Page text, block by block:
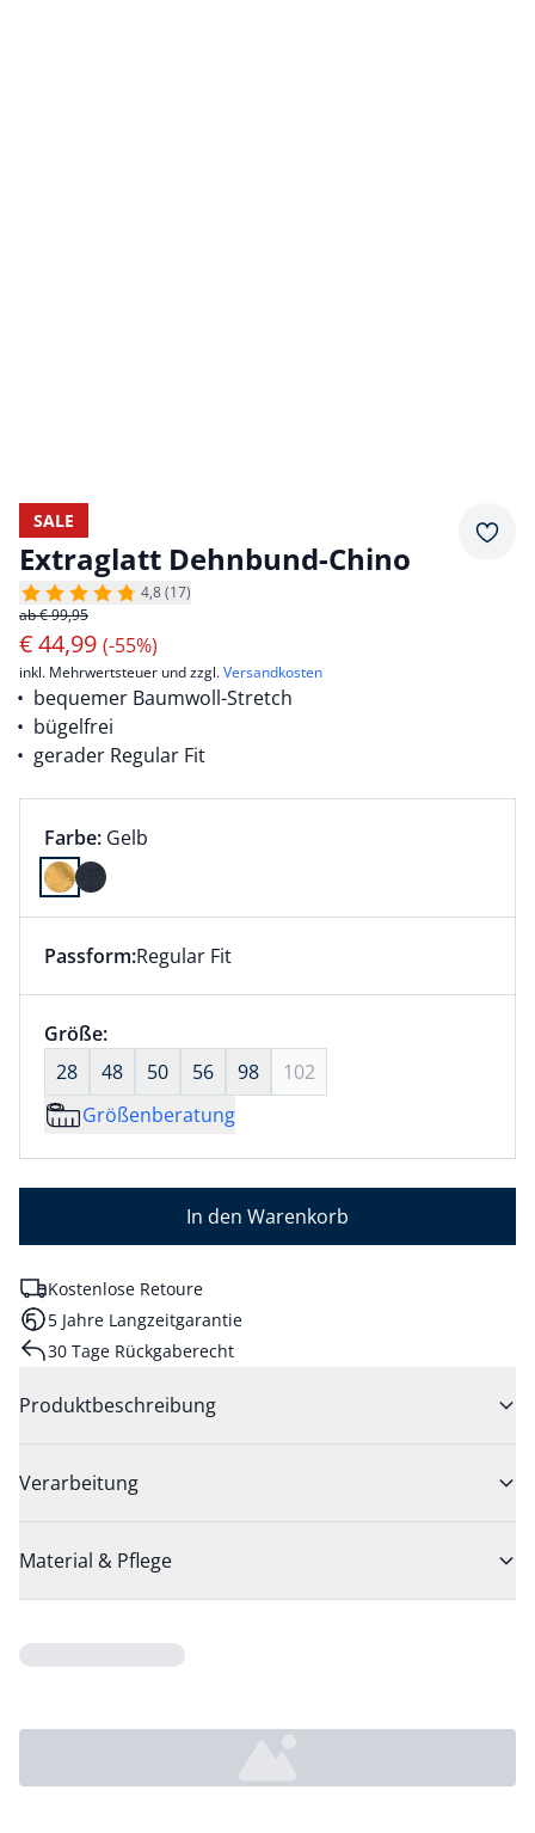
SALE
Extraglatt Dehnbund-Chino
4,8 (17)
ab € 99,95
€44,99 (-55%)
inkl. Mehrwertsteuer und zzgl.Versandkosten
bequemer Baumwoll-Stretch
bügelfrei
gerader Regular Fit
Farbauswahl:
Farbe: aktuell ausgewählt:
Gelb
Farbe Gelb ausgewählt
Dieser Artikel hat die Passform Regular Fit. für
Passform:Regular Fit
Größenauswahl:
Größe:nichts ausgewählt
28
48 50 56 98
102
Größenberatung
In den Warenkorb
Kostenlose Retoure
5 Jahre Langzeitgarantie
30 Tage Rückgaberecht
Produktbeschreibung
Verarbeitung
Material & Pflege